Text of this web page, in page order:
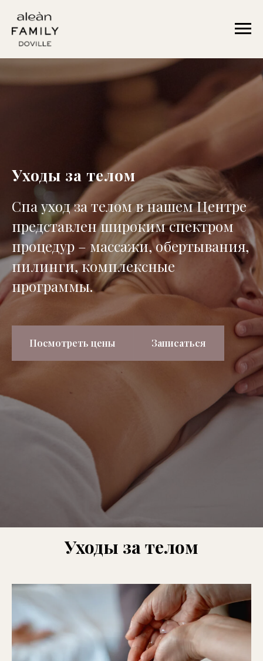
Уходы за телом
Спа уход за телом в нашем Центре
представлен широким спектром
процедур – массажи, обертывания,
пилинги, комплексные
программы.
Посмотреть цены Записаться
Уходы за телом